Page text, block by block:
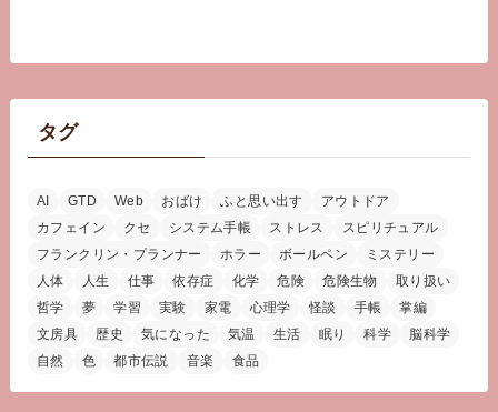
タグ
AI GTD Web おばけ ふと思い出す
アウトドア
カフェイン
クセ システム手帳 ストレス
スピリチュアル
フランクリン・プランナー
ホラー ボールペン
ミステリー
人体
人生 仕事 依存症 化学 危険 危険生物
取り扱い
哲学
夢 学習 実験 家電 心理学 怪談 手帳
掌編
文房具
歴史 気になった 気温 生活 眠り 科学
脳科学
自然
色 都市伝説 音楽 食品